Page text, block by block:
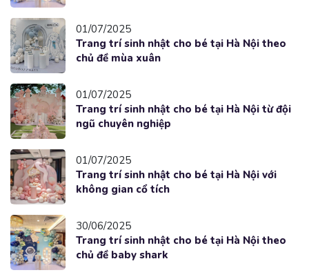
01/07/2025
Trang trí sinh nhật cho bé tại Hà Nội theo
chủ đề mùa xuân
01/07/2025
Trang trí sinh nhật cho bé tại Hà Nội từ đội
ngũ chuyên nghiệp
01/07/2025
Trang trí sinh nhật cho bé tại Hà Nội với
không gian cổ tích
30/06/2025
Trang trí sinh nhật cho bé tại Hà Nội theo
chủ đề baby shark